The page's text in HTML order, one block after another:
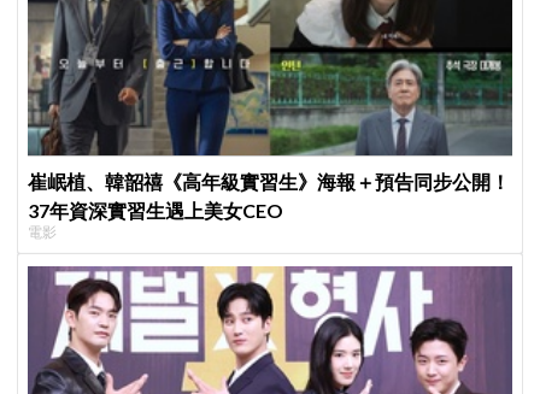
崔岷植、韓韶禧《高年級實習生》海報＋預告同步公開！
37年資深實習生遇上美女CEO
電影